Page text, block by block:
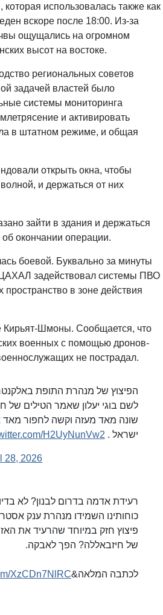
использовалась также как
вскоре после 18:00. Из-за
ощущались на огромном
высот на востоке.
региональных советов
задачей властей было
системы мониторинга
и активировать
в штатном режиме, и общая
открыть окна, чтобы
и держаться от них
зайти в здания и держаться
окончании операции.
боевой. Буквально за минуты
задействовал системы ПВО
в зоне действия
Кирьят-Шмоны. Сообщается, что
военных с помощью дронов-
не пострадал.
הפיצוץ של מנהרת התופת
לשם בוגי יעלון שאמר הטילים של
שונה מאד מעזה וקשה לחפור מאד
ישראל . H2UyNunVw2
28, 2026
רעידת אדמה בדרום לבנון? לא
כוחותינו השמידו מנהרת ענק
פיצוץ חזק במיוחד שהרעיד את
של חיזבאללה? הפך לאבקה.
לכתבה המלאה&gt;&gt;XzCDn7NlRC